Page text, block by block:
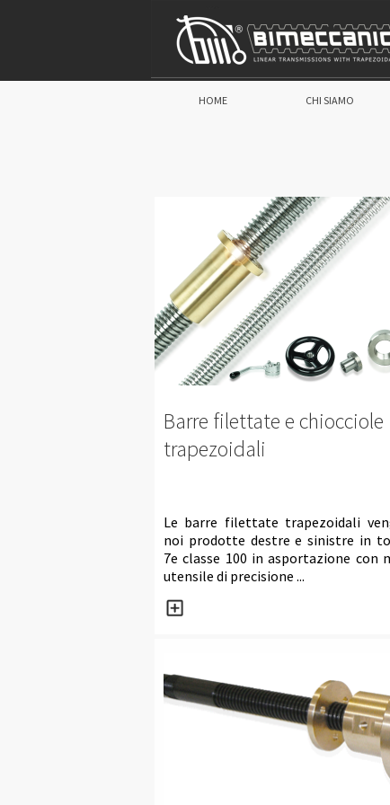
HOME CHI SIAMO
Barre filettate e chiocciole
trapezoidali
Le barre filettate trapezoidali
noi prodotte destre e sinistre in
7e classe 100 in asportazione con
utensile di precisione ...